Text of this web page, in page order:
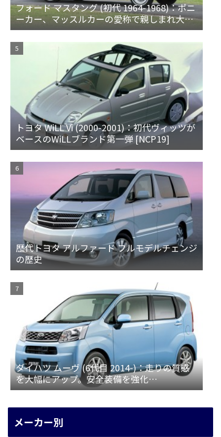
フォード マスタング (初代 1964-1968)：ポニ
ーカー、マッスルカーの愛称で親しまれ大ヒ
ット
トヨタ WiLL Vi (2000-2001)：初代ヴィッツが
ベースのWiLLブランド第一弾 [NCP19]
歴代トヨタ アルファード フルモデルチェンジ
の歴史
ダイハツ ムーヴ (6代目 2014-)：走りの質感
を大幅にアップ。安全装備を強化
[LA150/160S]
メーカー別